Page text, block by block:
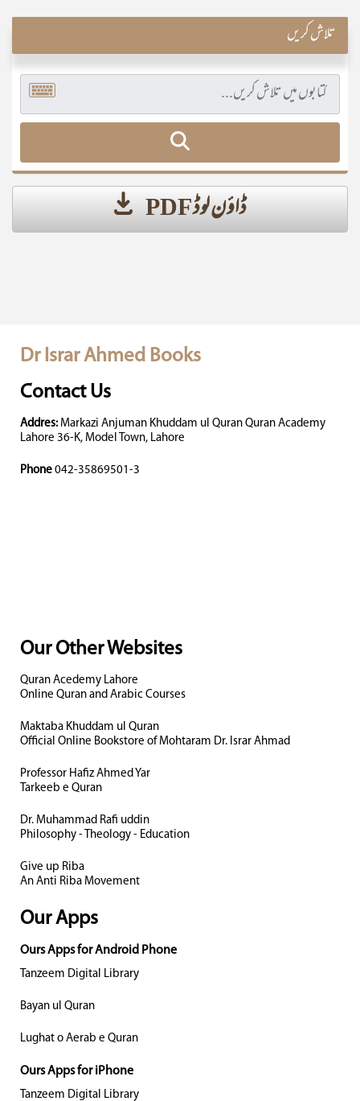
تلاش کریں
ڈاؤن لوڈ PDF
Dr Israr Ahmed Books
Contact Us
Addres: Markazi Anjuman Khuddam ul Quran Quran Academy
Lahore 36-K, Model Town, Lahore
Phone 042-35869501-3
Our Other Websites
Quran Acedemy Lahore
Online Quran and Arabic Courses
Maktaba Khuddam ul Quran
Official Online Bookstore of Mohtaram Dr. Israr Ahmad
Professor Hafiz Ahmed Yar
Tarkeeb e Quran
Dr. Muhammad Rafi uddin
Philosophy - Theology - Education
Give up Riba
An Anti Riba Movement
Our Apps
Ours Apps for Android Phone
Tanzeem Digital Library
Bayan ul Quran
Lughat o Aerab e Quran
Ours Apps for iPhone
Tanzeem Digital Library